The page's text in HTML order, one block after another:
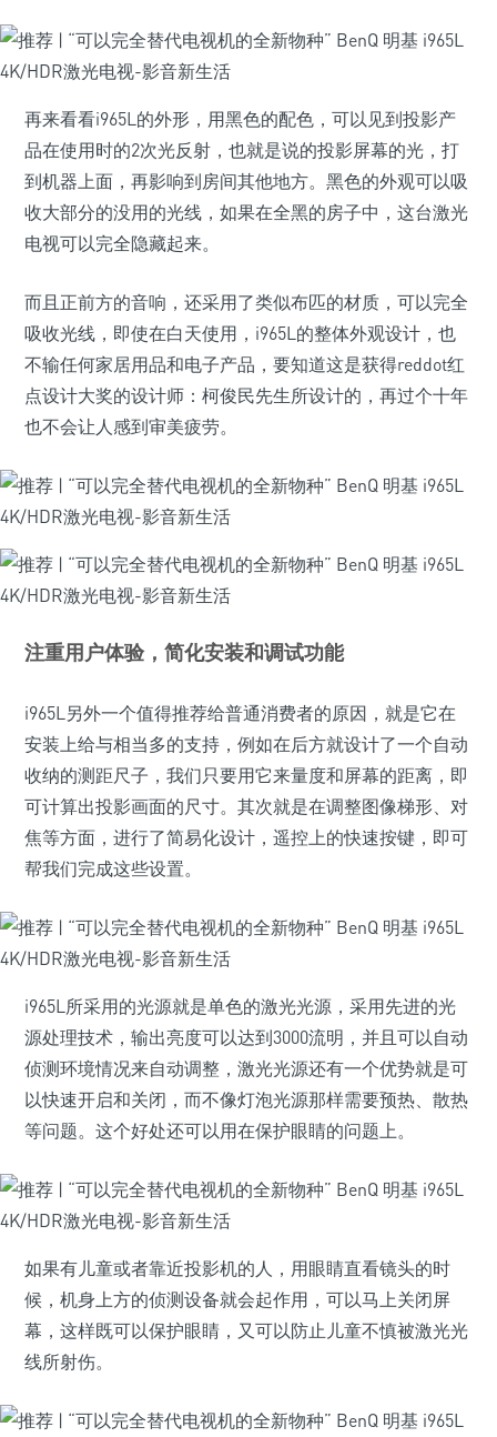
再来看看i965L的外形，用黑色的配色，可以见到投影产
品在使用时的2次光反射，也就是说的投影屏幕的光，打
到机器上面，再影响到房间其他地方。黑色的外观可以吸
收大部分的没用的光线，如果在全黑的房子中，这台激光
电视可以完全隐藏起来。
而且正前方的音响，还采用了类似布匹的材质，可以完全
吸收光线，即使在白天使用，i965L的整体外观设计，也
不输任何家居用品和电子产品，要知道这是获得reddot红
点设计大奖的设计师：柯俊民先生所设计的，再过个十年
也不会让人感到审美疲劳。
注重用户体验，简化安装和调试功能
i965L另外一个值得推荐给普通消费者的原因，就是它在
安装上给与相当多的支持，例如在后方就设计了一个自动
收纳的测距尺子，我们只要用它来量度和屏幕的距离，即
可计算出投影画面的尺寸。其次就是在调整图像梯形、对
焦等方面，进行了简易化设计，遥控上的快速按键，即可
帮我们完成这些设置。
i965L所采用的光源就是单色的激光光源，采用先进的光
源处理技术，输出亮度可以达到3000流明，并且可以自动
侦测环境情况来自动调整，激光光源还有一个优势就是可
以快速开启和关闭，而不像灯泡光源那样需要预热、散热
等问题。这个好处还可以用在保护眼睛的问题上。
如果有儿童或者靠近投影机的人，用眼睛直看镜头的时
候，机身上方的侦测设备就会起作用，可以马上关闭屏
幕，这样既可以保护眼睛，又可以防止儿童不慎被激光光
线所射伤。